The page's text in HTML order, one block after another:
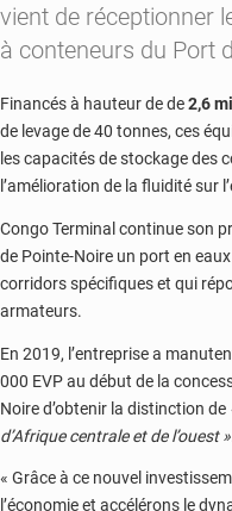
vient de réceptionner
à conteneurs du Port
Financés à hauteur de de2,6
de levage de 40 tonnes, ces
les capacités de stockage des
l’amélioration de la fluidité sur
Congo Terminal continue son
de Pointe-Noire un port en
corridors spécifiques et qui
armateurs.
En 2019, l’entreprise a
000 EVP au début de la
Noire d’obtenir la distinction de
d’Afrique centrale et de l’ouest »
« Grâce à ce nouvel
l’économie et accélérons le